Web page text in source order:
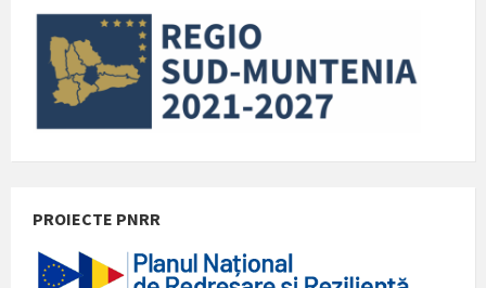
PROIECTE PNRR